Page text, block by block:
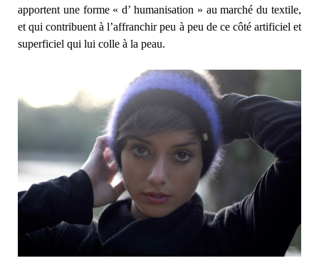
apportent une forme « d’ humanisation » au marché du textile,
et qui contribuent à l’affranchir peu à peu de ce côté artificiel et
superficiel qui lui colle à la peau.